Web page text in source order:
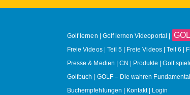
Golf lernen Golf lernen Videoportal
Freie Videos | Teil 5
Freie Videos | Teil 6
Presse & Medien
CN Produkte Golf
Golfbuch | GOLF – Die wahren
Buchempfehlungen
Kontakt Login